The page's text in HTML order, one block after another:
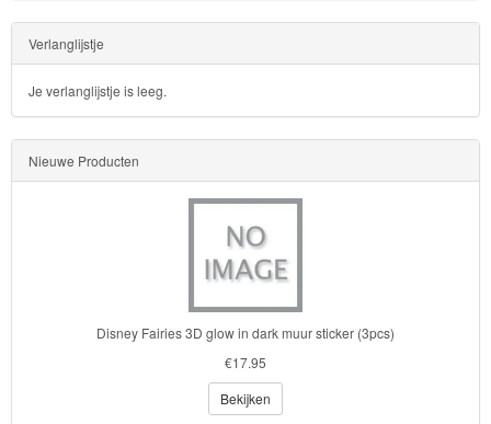
Verlanglijstje
Je verlanglijstje is leeg.
Nieuwe Producten
Disney Fairies 3D glow in dark muur sticker (3pcs)
€17.95
Bekijken